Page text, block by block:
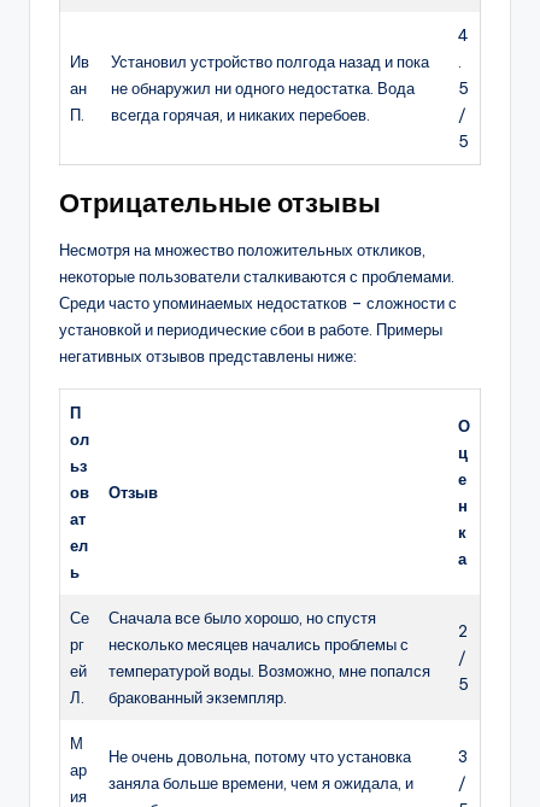
Ив
ан
П.
Установил устройство полгода назад и пока
не обнаружил ни одного недостатка. Вода
всегда горячая, и никаких перебоев.
4
5
/
5
Отрицательные отзывы
Несмотря на множество положительных откликов,
некоторые пользователи сталкиваются с проблемами.
Среди часто упоминаемых недостатков – сложности с
установкой и периодические сбои в работе. Примеры
негативных отзывов представлены ниже:
П
ол
ьз
ов
ат
ел
ь
Отзыв
О
ц
е
н
к
а
Се
рг
ей
Л.
Сначала все было хорошо, но спустя
несколько месяцев начались проблемы с
температурой воды. Возможно, мне попался
бракованный экземпляр.
2
/
5
М
ар
ия
Не очень довольна, потому что установка
заняла больше времени, чем я ожидала, и
3
/